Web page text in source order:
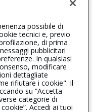
Consulta il
possibile di
tecnici e, previo
di prima
pubblicitari
In qualsiasi
modificare
dettagliate
rifiutare i cookie". Il
su “Accetta
categorie di
Accedi ai tuoi